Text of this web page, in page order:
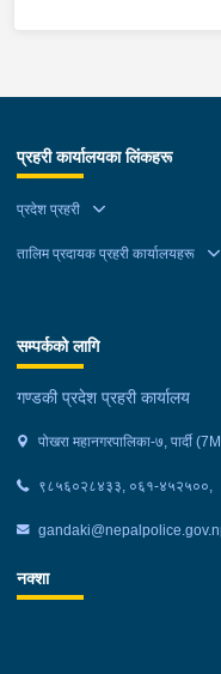
प्रहरी कार्यालयका लिंकहरू
प्रदेश प्रहरी
तालिम प्रदायक प्रहरी कार्यालयहरू
सम्पर्कको लागि
गण्डकी प्रदेश प्रहरी कार्यालय
पोखरा महानगरपालिका-७, पार्दी
९८५६०२८४३३, ०६१-४५२५००,
नक्शा